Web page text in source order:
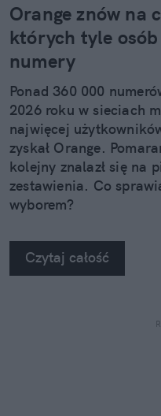
Orange znów na
których tyle
numery
Ponad 360 000
2026 roku w sieciach
najwięcej
zyskał Orange.
kolejny znalazł się na
zestawienia. Co
wyborem?
Czytaj całość